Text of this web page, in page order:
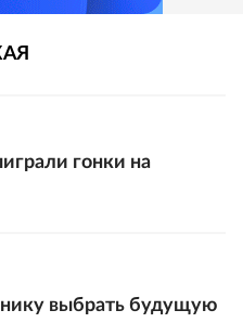
гонки на
выбрать будущую